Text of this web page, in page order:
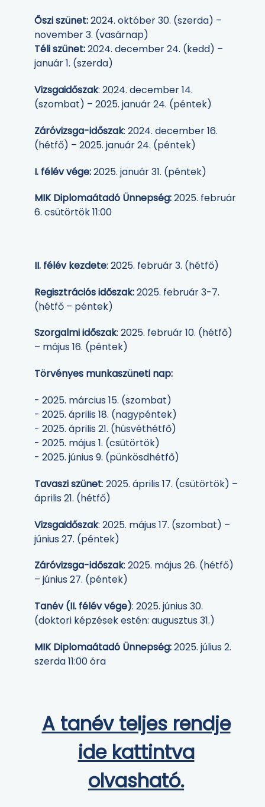
Őszi szünet:2024. október 30. (szerda) –
november 3. (vasárnap)
Téli szünet:2024. december 24. (kedd) –
január 1. (szerda)
Vizsgaidőszak: 2024. december 14.
(szombat) – 2025. január 24. (péntek)
Záróvizsga-időszak: 2024. december 16.
(hétfő) – 2025. január 24. (péntek)
I. félév vége:2025. január 31. (péntek)
MIK Diplomaátadó Ünnepség:2025. február
6. csütörtök 11:00
II. félév kezdete: 2025. február 3. (hétfő)
Regisztrációs időszak:2025. február 3-7.
(hétfő – péntek)
Szorgalmi időszak: 2025. február 10. (hétfő)
– május 16. (péntek)
Törvényes munkaszüneti nap:
- 2025. március 15. (szombat)
- 2025. április 18. (nagypéntek)
- 2025. április 21. (húsvéthétfő)
- 2025. május 1. (csütörtök)
- 2025. június 9. (pünkösdhétfő)
Tavaszi szünet: 2025. április 17. (csütörtök) –
április 21. (hétfő)
Vizsgaidőszak: 2025. május 17. (szombat) –
június 27. (péntek)
Záróvizsga-időszak: 2025. május 26. (hétfő)
– június 27. (péntek)
Tanév (II. félév vége): 2025. június 30.
(doktori képzések estén: augusztus 31.)
MIK Diplomaátadó Ünnepség:2025. július 2.
szerda 11:00 óra
A tanév teljes rendje
ide kattintva
olvasható.